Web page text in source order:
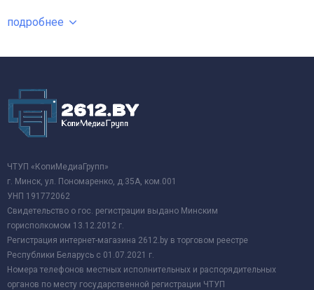
подробнее
ЧТУП «КопиМедиаГрупп»
г. Минск, ул. Пономаренко, д.35А, ком.001
УНП 191772062
Свидетельство о гос. регистрации выдано Минским
горисполкомом 13.12.2012 г.
Регистрация интернет-магазина 2612.by в торговом реестре
Республики Беларусь с 01.07.2021 г.
Номера телефонов местных исполнительных и распорядительных
органов по месту государственной регистрации ЧТУП